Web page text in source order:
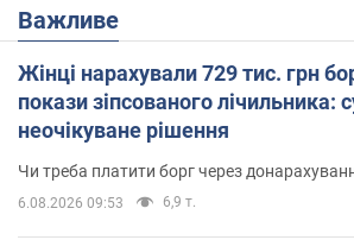
Важливе
Жінці нарахували 729 тис. грн
покази зіпсованого лічильника:
неочікуване рішення
Чи треба платити борг через
6.08.2026 09:53 6,9 т.